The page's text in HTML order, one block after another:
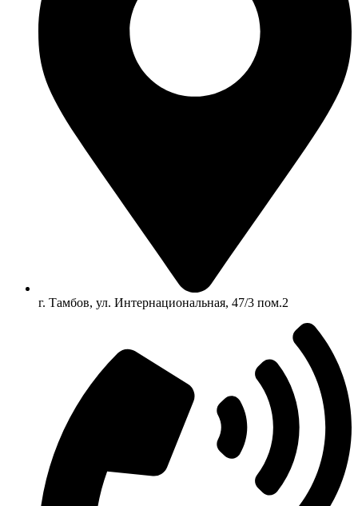
г. Тамбов, ул. Интернациональная, 47/3 пом.2